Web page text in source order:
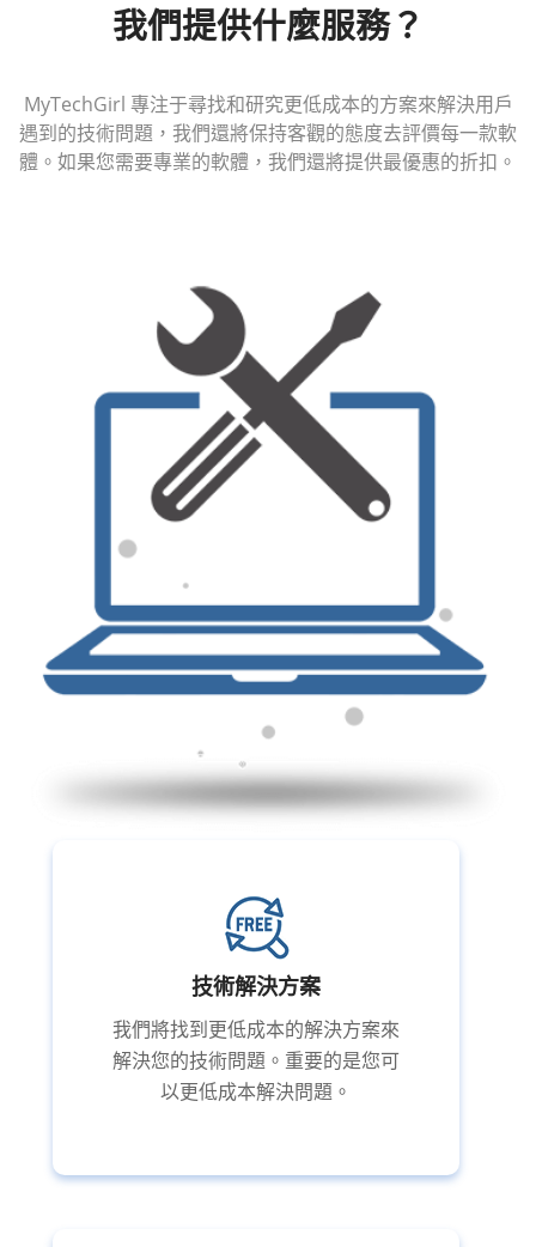
我們提供什麼服務？
MyTechGirl 專注于尋找和研究更低成本的方案來解決用戶
遇到的技術問題，我們還將保持客觀的態度去評價每一款軟
體。如果您需要專業的軟體，我們還將提供最優惠的折扣。
技術解決方案
我們將找到更低成本的解決方案來
解決您的技術問題。重要的是您可
以更低成本解決問題。